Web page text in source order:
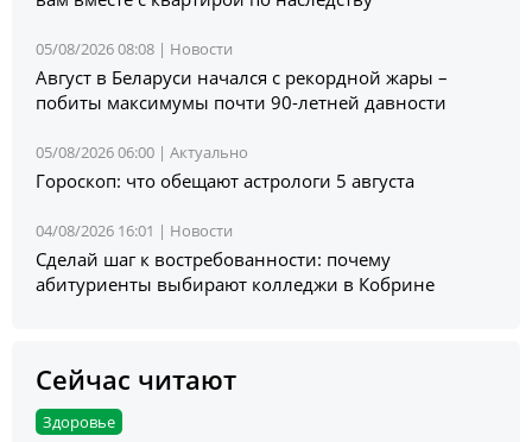
05/08/2026 08:08 | Новости
Август в Беларуси началcя с рекордной жары –
побиты максимумы почти 90-летней давности
05/08/2026 06:00 | Актуально
Гороскоп: что обещают астрологи 5 августа
04/08/2026 16:01 | Новости
Сделай шаг к востребованности: почему
абитуриенты выбирают колледжи в Кобрине
Сейчас читают
Здоровье